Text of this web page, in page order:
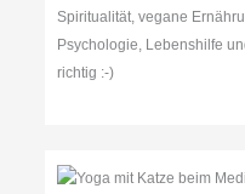
Spiritualität, vegane
Psychologie, Lebenshilfe
richtig :-)